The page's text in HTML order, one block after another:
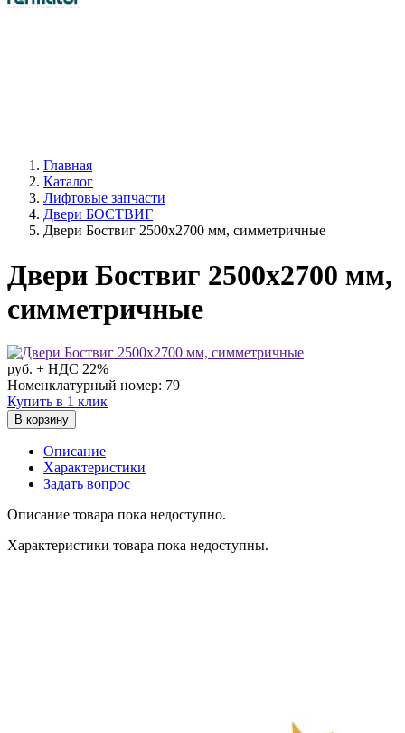
Главная
Каталог
Лифтовые запчасти
Двери БОСТВИГ
Двери Боствиг 2500х2700 мм, симметричные
Двери Боствиг 2500х2700 мм,
симметричные
руб. + НДС 22%
Номенклатурный номер: 79
Купить в 1 клик
В корзину
Описание
Характеристики
Задать вопрос
Описание товара пока недоступно.
Характеристики товара пока недоступны.